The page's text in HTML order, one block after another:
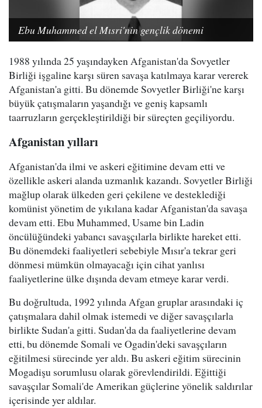
Ebu Muhammed el Mısri'nin gençlik dönemi
1988 yılında 25 yaşındayken Afganistan'da Sovyetler
Birliği işgaline karşı süren savaşa katılmaya karar vererek
Afganistan'a gitti. Bu dönemde Sovyetler Birliği'ne karşı
büyük çatışmaların yaşandığı ve geniş kapsamlı
taarruzların gerçekleştirildiği bir süreçten geçiliyordu.
Afganistan yılları
Afganistan'da ilmi ve askeri eğitimine devam etti ve
özellikle askeri alanda uzmanlık kazandı. Sovyetler Birliği
mağlup olarak ülkeden geri çekilene ve desteklediği
komünist yönetim de yıkılana kadar Afganistan'da savaşa
devam etti. Ebu Muhammed, Usame bin Ladin
öncülüğündeki yabancı savaşçılarla birlikte hareket etti.
Bu dönemdeki faaliyetleri sebebiyle Mısır'a tekrar geri
dönmesi mümkün olmayacağı için cihat yanlısı
faaliyetlerine ülke dışında devam etmeye karar verdi.
Bu doğrultuda, 1992 yılında Afgan gruplar arasındaki iç
çatışmalara dahil olmak istemedi ve diğer savaşçılarla
birlikte Sudan'a gitti. Sudan'da da faaliyetlerine devam
etti, bu dönemde Somali ve Ogadin'deki savaşçıların
eğitilmesi sürecinde yer aldı. Bu askeri eğitim sürecinin
Mogadişu sorumlusu olarak görevlendirildi. Eğittiği
savaşçılar Somali'de Amerikan güçlerine yönelik saldırılar
içerisinde yer aldılar.